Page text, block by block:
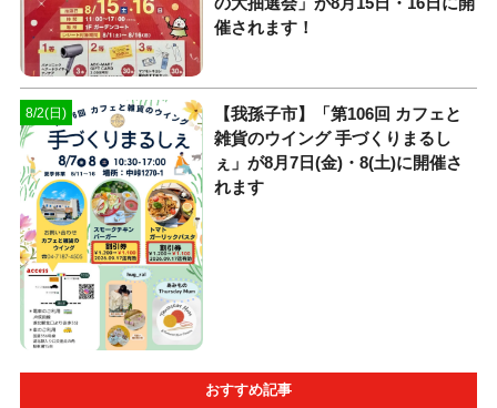
催されます！
8/2(日)
​【我孫子市】「第106回 カフェと
雑貨のウイング 手づくりまるし
ぇ」が8月7日(金)・8(土)に開催さ
れます
おすすめ記事